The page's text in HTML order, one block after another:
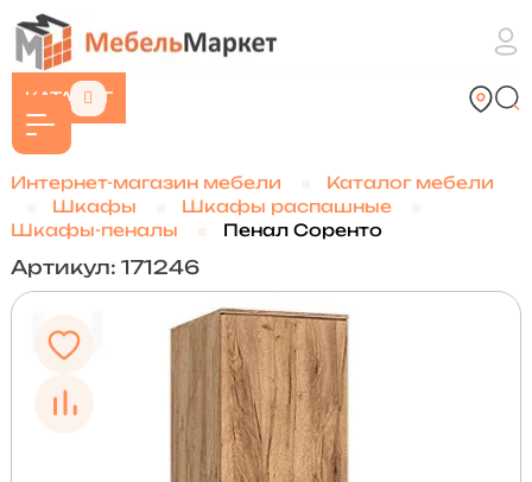
КАТАЛОГ
Интернет-магазин мебели
Каталог мебели
Шкафы
Шкафы распашные
Шкафы-пеналы
Пенал Соренто
Артикул: 171246